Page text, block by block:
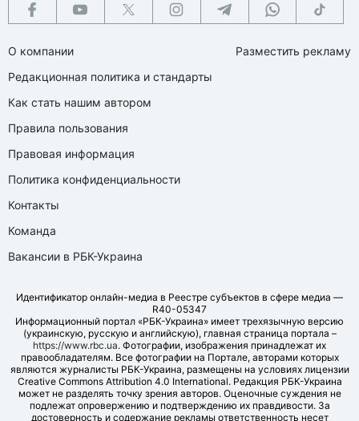
О компании
Редакционная политика и стандарты
Как стать нашим автором
Правила пользования
Правовая информация
Политика конфиденциальности
Контакты
Команда
Вакансии в РБК-Украина
Разместить рекламу
Идентификатор онлайн-медиа в Реестре субъектов в сфере медиа —
R40-05347
Информационный портал «РБК-Украина» имеет трехязычную версию
(украинскую, русскую и английскую), главная страница портала –
https://www.rbc.ua. Фотографии, изображения принадлежат их
правообладателям. Все фотографии на Портале, авторами которых
являются журналисты РБК-Украина, размещены на условиях лицензии
Creative Commons Attribution 4.0 International. Редакция РБК-Украина
может не разделять точку зрения авторов. Оценочные суждения не
подлежат опровержению и подтверждению их правдивости. За
достоверность и содержание рекламы ответственность несет